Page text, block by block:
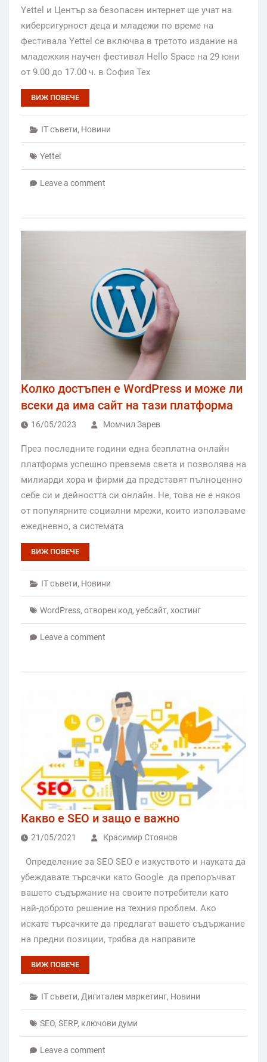
Yettel и Център за безопасен интернет ще учат на
киберсигурност деца и младежи по време на
фестивала Yettel се включва в третото издание на
младежкия научен фестивал Hello Space на 29 юни
от 9.00 до 17.00 ч. в София Тех
ВИЖ ПОВЕЧЕ
IT съвети, Новини
Yettel
Leave a comment
Колко достъпен е WordPress и може ли
всеки да има сайт на тази платформа
16/05/2023 Момчил Зарев
През последните години една безплатна онлайн
платформа успешно превзема света и позволява на
милиарди хора и фирми да представят пълноценно
себе си и дейността си онлайн. Не, това не е някоя
от популярните социални мрежи, които използваме
ежедневно, а системата
ВИЖ ПОВЕЧЕ
IT съвети, Новини
WordPress, отворен код, уебсайт, хостинг
Leave a comment
Какво е SEO и защо е важно
21/05/2021 Красимир Стоянов
Определение за SEO SEO е изкуството и науката да
убеждавате търсачки като Google да препоръчват
вашето съдържание на своите потребители като
най-доброто решение на техния проблем. Ако
искате търсачките да предлагат вашето съдържание
на предни позиции, трябва да направите
ВИЖ ПОВЕЧЕ
IT съвети, Дигитален маркетинг, Новини
SEO, SERP, ключови думи
Leave a comment